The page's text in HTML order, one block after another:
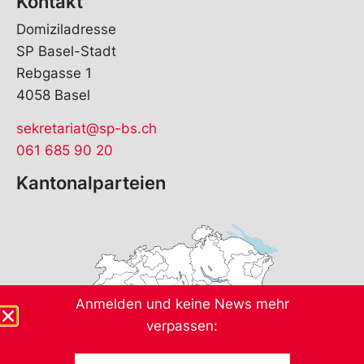
Domiziladresse
SP Basel-Stadt
Rebgasse 1
4058 Basel
sekretariat@sp-bs.ch
061 685 90 20
Kantonalparteien
Anmelden und keine News mehr
verpassen: